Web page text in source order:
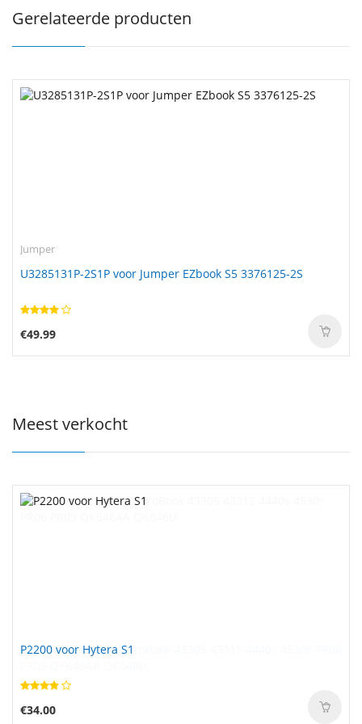
Gerelateerde producten
Jumper
U3285131P-2S1P voor Jumper EZbook S5 3376125-2S
€49.99
Meest verkocht
P2200 voor Hytera S1
€34.00